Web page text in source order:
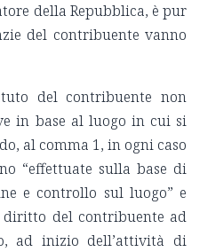
della Repubblica, è pur
del contribuente vanno
del contribuente non
in base al luogo in cui si
al comma 1, in ogni caso
“effettuate sulla base di
e controllo sul luogo” e
del contribuente ad
ad inizio dell’attività di